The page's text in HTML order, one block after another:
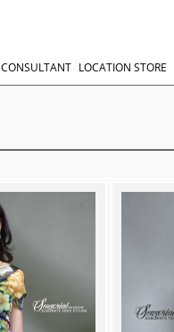
CONSULTANT LOCATION STORE